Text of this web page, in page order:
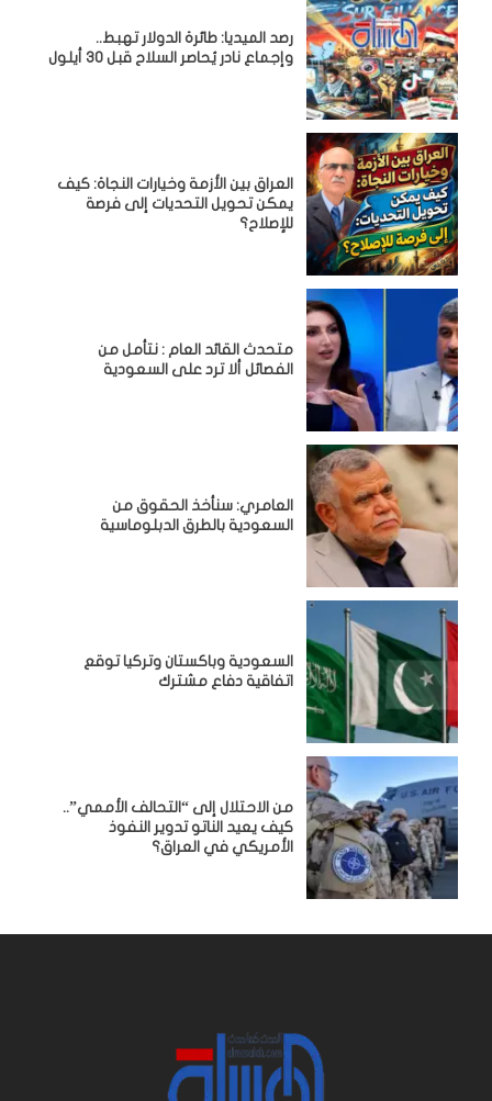
رصد الميديا: طائرة الدولار تهبط..
وإجماع نادر يُحاصر السلاح قبل 30 أيلول
العراق بين الأزمة وخيارات النجاة: كيف
يمكن تحويل التحديات إلى فرصة
للإصلاح؟
متحدث القائد العام : نتأمل من
الفصائل ألا ترد على السعودية
العامري: سنأخذ الحقوق من
السعودية بالطرق الدبلوماسية
السعودية وباكستان وتركيا توقع
اتفاقية دفاع مشترك
من الاحتلال إلى “التحالف الأممي”..
كيف يعيد الناتو تدوير النفوذ
الأمريكي في العراق؟